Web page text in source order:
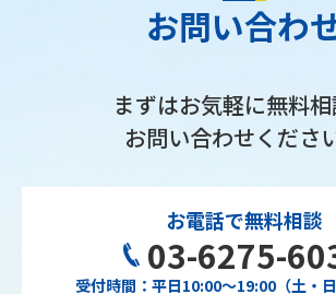
お問い合わ
まずはお気軽に無料相
お問い合わせくださ
お電話で無料相談
03-6275-
受付時間：平日10:00〜19:00（土・日